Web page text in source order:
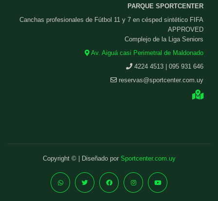
PARQUE SPORTCENTER
Canchas profesionales de Fútbol 11 y 7 en césped sintético FIFA
APPROVED
Complejo de la Liga Seniors
Av. Aiguá casi Perimetral de Maldonado
4224 4513 | 095 931 646
reservas@sportcenter.com.uy
Copyright © | Diseñado por Sportcenter.com.uy